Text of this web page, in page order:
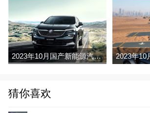
2023年10月国产新能源汽车销量排行榜名单及指导价(批发量
猜你喜欢